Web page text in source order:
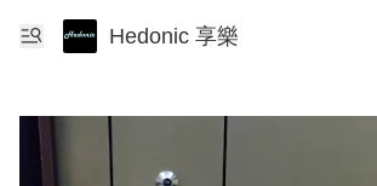
Hedonic 享樂